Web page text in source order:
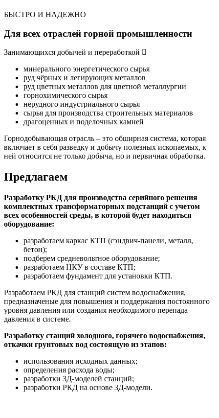
БЫСТРО И НАДЕЖНО
Для всех отраслей горной промышленности
Занимающихся добычей и переработкой
минерального энергетического сырья
руд чёрных и легирующих металлов
руд цветных металлов для цветной металлургии
горнохимического сырья
нерудного индустриального сырья
сырья для производства строительных материалов
драгоценных и поделочных камней
Горнодобывающая отрасль – это обширная система, которая
включает в себя разведку и добычу полезных ископаемых, к
ней относится не только добыча, но и первичная обработка.
Предлагаем
Разработку РКД для производства серийного решения
комплектных трансформаторных подстанций с учетом
всех особенностей среды, в которой будет находиться
оборудование:
разработаем каркас КТП (сэндвич-панели, металл,
бетон);
подберем средневольтное оборудование;
разработаем НКУ в составе КТП;
разработаем фундамент для установки КТП.
Разработаем РКД для станций систем водоснабжения,
предназначеные для повышения и поддержания постоянного
уровня давления или создания необходимого перепада
давления в системе.
Разработку станций холодного, горячего водоснабжения,
откачки грунтовых вод состоящую из этапов:
использования исходных данных;
определения расхода воды;
разработки 3Д-моделей станций;
разработки РКД на основе 3Д-модели.